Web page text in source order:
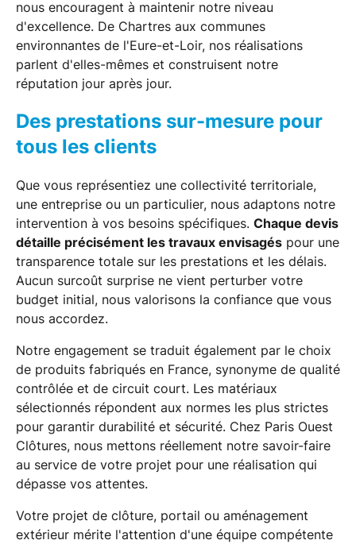
nous encouragent à maintenir notre niveau
d'excellence. De Chartres aux communes
environnantes de l'Eure-et-Loir, nos réalisations
parlent d'elles-mêmes et construisent notre
réputation jour après jour.
Des prestations sur-mesure pour
tous les clients
Que vous représentiez une collectivité territoriale,
une entreprise ou un particulier, nous adaptons notre
intervention à vos besoins spécifiques. Chaque devis
détaille précisément les travaux envisagés pour une
transparence totale sur les prestations et les délais.
Aucun surcoût surprise ne vient perturber votre
budget initial, nous valorisons la confiance que vous
nous accordez.
Notre engagement se traduit également par le choix
de produits fabriqués en France, synonyme de qualité
contrôlée et de circuit court. Les matériaux
sélectionnés répondent aux normes les plus strictes
pour garantir durabilité et sécurité. Chez Paris Ouest
Clôtures, nous mettons réellement notre savoir-faire
au service de votre projet pour une réalisation qui
dépasse vos attentes.
Votre projet de clôture, portail ou aménagement
extérieur mérite l'attention d'une équipe compétente